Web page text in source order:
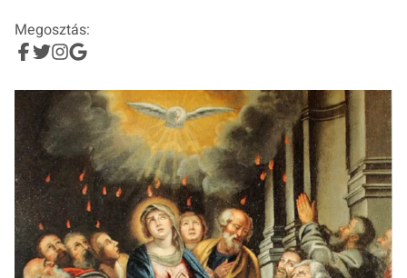
Megosztás: